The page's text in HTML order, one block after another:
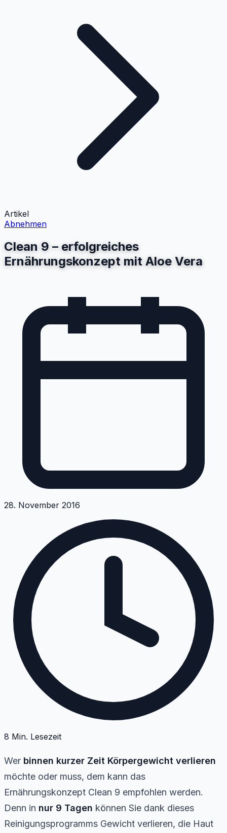
Artikel
Abnehmen
Clean 9 – erfolgreiches
Ernährungskonzept mit Aloe Vera
28. November 2016
8 Min. Lesezeit
Wer binnen kurzer Zeit Körpergewicht verlieren
möchte oder muss, dem kann das
Ernährungskonzept Clean 9 empfohlen werden.
Denn in nur 9 Tagen können Sie dank dieses
Reinigungsprogramms Gewicht verlieren, die Haut